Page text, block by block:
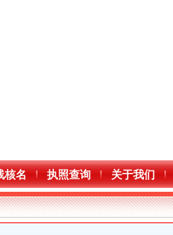
核名 执照查询 关于我们